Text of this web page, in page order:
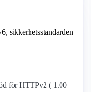
sikkerhetsstandarden
för HTTPv2 ( 1.00